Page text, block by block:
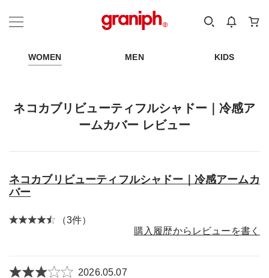
カテゴリーから探す
WOMEN MEN KIDS
ネコカブリビューティフルシャドー｜冷感ア
ームカバー レビュー
ネコカブリビューティフルシャドー｜冷感アームカ
バー
（3件）
購入履歴からレビューを書く
2026.05.07